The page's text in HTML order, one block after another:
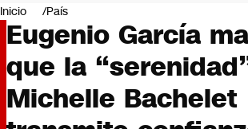
Negocios
Deportes
Programas completos
Cultura
Servicios
Bits
Inicio País
Eugenio García
que la
Michelle Bachelet